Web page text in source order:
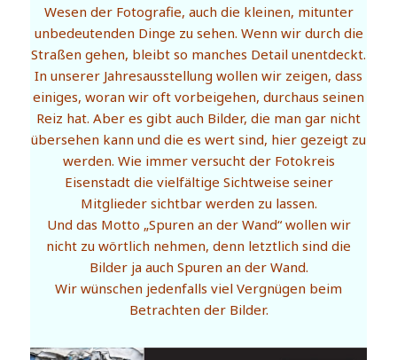
Wesen der Fotografie, auch die kleinen, mitunter
unbedeutenden Dinge zu sehen. Wenn wir durch die
Straßen gehen, bleibt so manches Detail unentdeckt.
In unserer Jahresausstellung wollen wir zeigen, dass
einiges, woran wir oft vorbeigehen, durchaus seinen
Reiz hat. Aber es gibt auch Bilder, die man gar nicht
übersehen kann und die es wert sind, hier gezeigt zu
werden. Wie immer versucht der Fotokreis
Eisenstadt die vielfältige Sichtweise seiner
Mitglieder sichtbar werden zu lassen.
Und das Motto „Spuren an der Wand“ wollen wir
nicht zu wörtlich nehmen, denn letztlich sind die
Bilder ja auch Spuren an der Wand.
Wir wünschen jedenfalls viel Vergnügen beim
Betrachten der Bilder.